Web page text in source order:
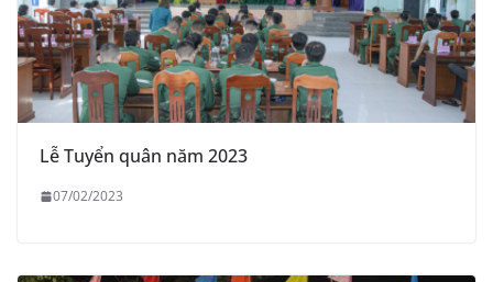
Lễ Tuyển quân năm 2023
07/02/2023